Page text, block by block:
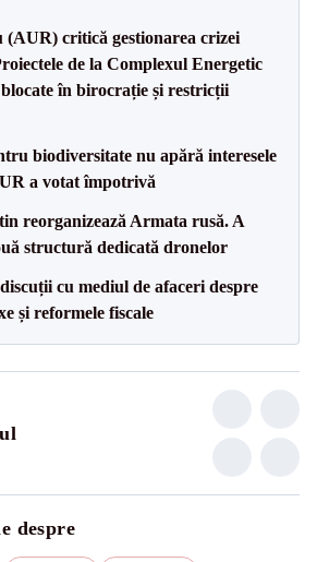
(AUR) critică gestionarea crizei
de la Complexul Energetic
în birocrație și restricții
biodiversitate nu apără interesele
a votat împotrivă
reorganizează Armata rusă. A
structură dedicată dronelor
cu mediul de afaceri despre
și reformele fiscale
despre